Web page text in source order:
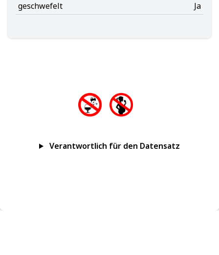
geschwefelt
Ja
Verantwortlich für den Datensatz